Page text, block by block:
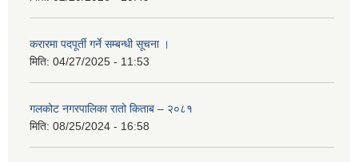
करारमा पदपूर्ती गर्ने सम्बन्धी सूचना ।
मिति: 04/27/2025 - 11:53
गलकोट नगरपालिका रातो किताब – २०८१
मिति: 08/25/2024 - 16:58